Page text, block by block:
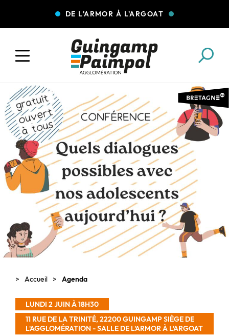
DE L'ARMOR À L'ARGOAT
COLLECTE DES DÉCHETS EAU ET ASSAINISSEMENT
ENFANCE JEUNESSE L'AGGLO' RECRUTE
ASSOCIATIONS PISCINES
Accueil Agenda
LUNDI 2 JUIN À 18H30
11 RUE DE LA TRINITÉ, 22200 GUINGAMP SIÈGE DE
L'AGGLOMÉRATION - SALLE DE L'ARMOR À L'ARGOAT